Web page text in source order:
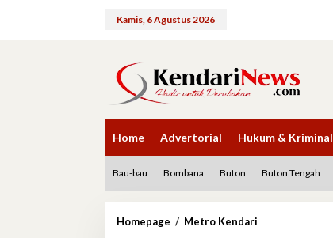
Kamis, 6 Agustus 2026
Home Advertorial Hukum & Kriminal
Bau-bau Bombana Buton Buton Tengah
Homepage / Metro Kendari